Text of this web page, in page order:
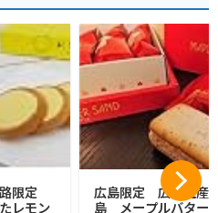
限定
レモン
広島限定 広島土産
島 メープルバター